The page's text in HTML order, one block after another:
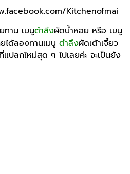
Kitchenofmai
ทาน เมนูตำลึงผัดน้ำหอย หรือ เมนู
ได้ลองทานเมนู ตำลึงผัดเต้าเจี้ยว
ปลกใหม่สุด ๆ ไปเลยค่ะ จะเป็นยัง